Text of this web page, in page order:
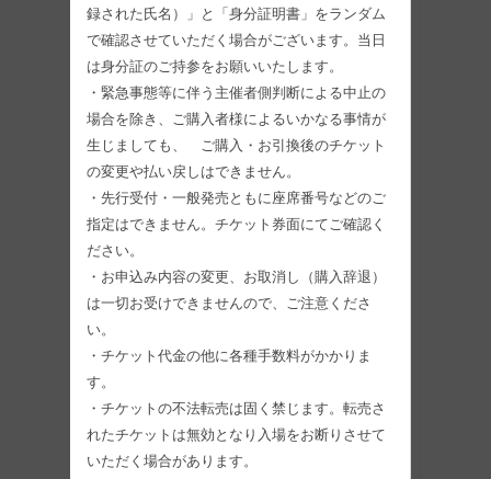
録された氏名）」と「身分証明書」をランダム
で確認させていただく場合がございます。当日
は身分証のご持参をお願いいたします。
・緊急事態等に伴う主催者側判断による中止の
場合を除き、ご購入者様によるいかなる事情が
生じましても、 ご購入・お引換後のチケット
の変更や払い戻しはできません。
・先行受付・一般発売ともに座席番号などのご
指定はできません。チケット券面にてご確認く
ださい。
・お申込み内容の変更、お取消し（購入辞退）
は一切お受けできませんので、ご注意くださ
い。
・チケット代金の他に各種手数料がかかりま
す。
・チケットの不法転売は固く禁じます。転売さ
れたチケットは無効となり入場をお断りさせて
いただく場合があります。